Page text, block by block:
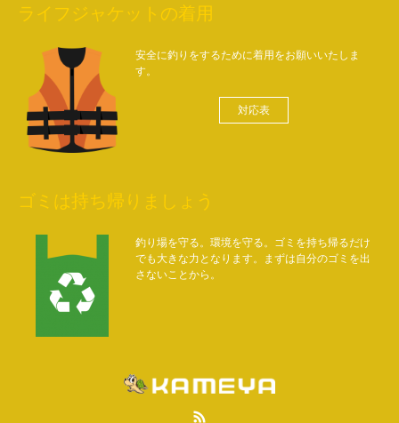
ライフジャケットの着用
安全に釣りをするために着用をお願いいたしま
す。
対応表
ゴミは持ち帰りましょう
釣り場を守る。環境を守る。ゴミを持ち帰るだけ
でも大きな力となります。まずは自分のゴミを出
さないことから。